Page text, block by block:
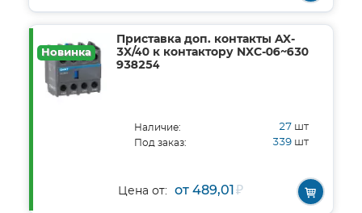
Новинка
Приставка доп. контакты AX-
3X/40 к контактору NXC-06~630
938254
Наличие: 27 шт
Под заказ: 339 шт
Цена от: от 489,01₽